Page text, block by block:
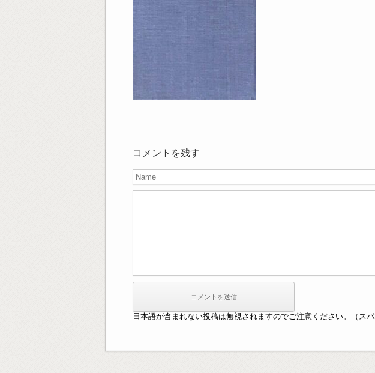
コメントを残す
日本語が含まれない投稿は無視されますのでご注意ください。（スパ